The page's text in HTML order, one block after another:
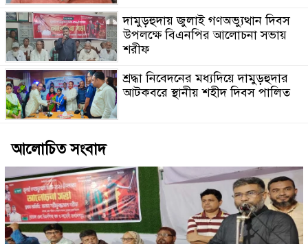
দামুড়হুদায় জুলাই গণঅভ্যুত্থান দিবস
উপলক্ষে বিএনপির আলোচনা সভায়
শরীফ
শ্রদ্ধা নিবেদনের মধ্যদিয়ে দামুড়হুদার
আটকবরে স্থানীয় শহীদ দিবস পালিত
আলোচিত সংবাদ